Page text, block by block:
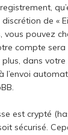
de «
vous pouvez
compte sera
plus, dans
l’envoi
est crypté
sécurisé.